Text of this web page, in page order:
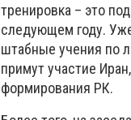
тренировка – это
следующем году.
штабные учения по
примут участие
формирования РК.